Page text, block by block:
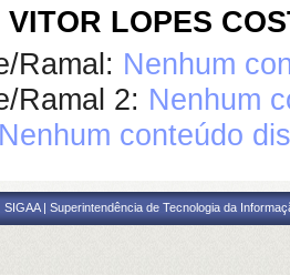
VITOR LOPES
Ramal: Nenhum
Ramal 2: Nenhum
Nenhum conteúdo
SIGAA | Superintendência de Tecnologia da